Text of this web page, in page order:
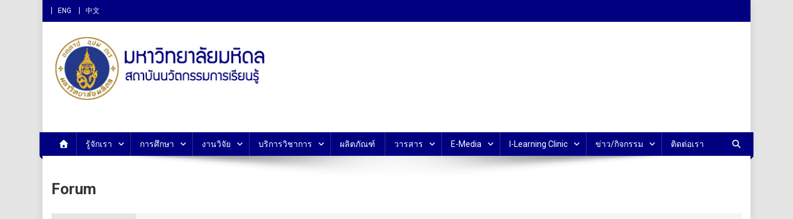
ENG 中文
สถาบันนวัตกรรมการเรียนรู้ ม.มหิดล
รู้จักเรา การศึกษา งานวิจัย บริการวิชาการ ผลิตภัณฑ์ วารสาร E-Media I-Learning Clinic ข่าว/กิจกรรม ติดต่อเรา
Forum